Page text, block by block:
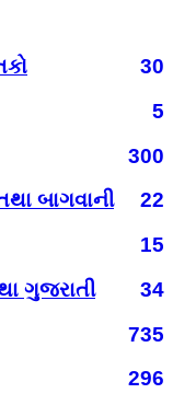
30
5
300
બાગવાની
22
15
ગુજરાતી
34
735
296